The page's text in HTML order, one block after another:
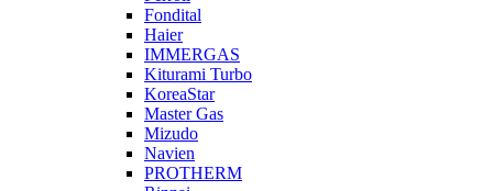
Fondital
Haier
IMMERGAS
Kiturami Turbo
KoreaStar
Master Gas
Mizudo
Navien
PROTHERM